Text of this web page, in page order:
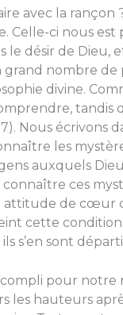
avec la
Celle-ci nous
le désir de
nombre de
divine.
tandis
Nous
les
auxquels
ces
attitude de cœur
cette
s’en sont
pour
les hauteurs